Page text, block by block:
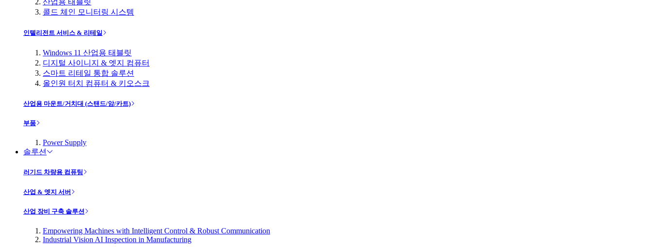
산업용 태블릿
콜드 체인 모니터링 시스템
인텔리전트 서비스 & 리테일
Windows 11 산업용 태블릿
디지털 사이니지 & 엣지 컴퓨터
스마트 리테일 통합 솔루션
올인원 터치 컴퓨터 & 키오스크
산업용 마운트/거치대 (스탠드/암/카트)
부품
Power Supply
솔루션
러기드 차량용 컴퓨팅
산업 & 엣지 서버
산업 장비 구축 솔루션
Empowering Machines with Intelligent Control & Robust Communication
Industrial Vision AI Inspection in Manufacturing